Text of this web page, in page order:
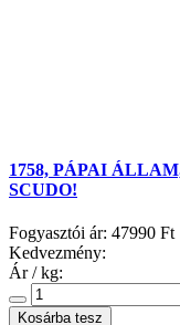
1758, PÁPAI
SCUDO!
Fogyasztói ár: 47990 Ft
Kedvezmény:
Ár / kg: